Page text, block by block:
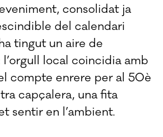
consolidat ja
del calendari
tingut un aire de
local coincidia amb
compte enrere per al 50è
capçalera, una fita
sentir en l’ambient.